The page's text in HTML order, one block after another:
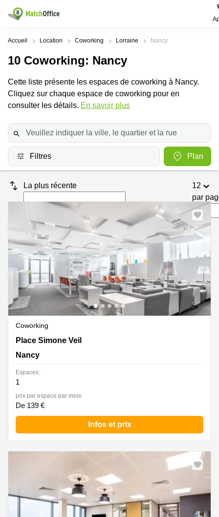
Rechercher / publier
Pages
produits
Bureau
d’affaires
Coworking
Salles
de
virtuel
Villes
Paris
Lille
Bordeaux
Marseille
Toulouse
Strasbourg
Recherches
Centres
d'affaires
Location
bureau
Lille
Coworking
Paris
Coworking
Marseille
Centres
d'affaires
Toulouse
Coworking
Toulouse
Coworking
Nice
Centres
Lyon
Location
Paris
Centre
d'affaires
Montpellier
Aide
Qui sommes-nous?
Prix
Connexion
Accueil Location Coworking Lorraine Nancy
10 Coworking: Nancy
Cette liste présente les espaces de coworking à Nancy.
Cliquez sur chaque espace de coworking pour en
consulter les détails. En savoir plus
Filtres Plan
La plus récente
12
par
Coworking
3 Place Simone Veil, Nancy
Place Simone Veil
Nancy
Espaces:
1
prix par espace par mois:
De 139 €
Infos et prix